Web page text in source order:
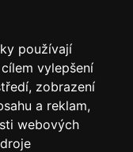
používají
vylepšení
zobrazení
a reklam,
webových
výše zadaných
podmínky
.